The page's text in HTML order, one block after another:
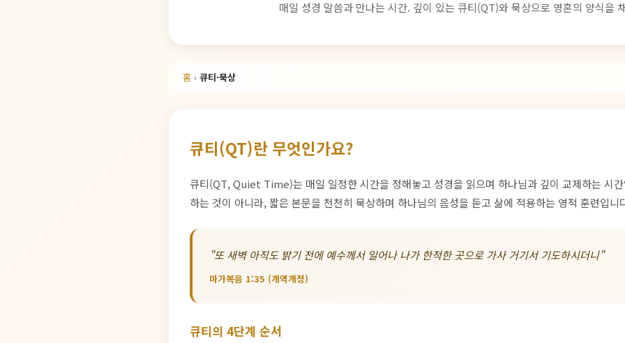
매일 성경 말씀과 만나는 시간. 깊이 있는 큐티(QT)와 묵상으로 영혼의 양식을
홈 › 큐티·묵상
큐티(QT)란 무엇인가요?
큐티(QT, Quiet Time)는 매일 일정한 시간을 정해놓고 성경을 읽으며 하나님과 깊이 교제하는 시
하는 것이 아니라, 짧은 본문을 천천히 묵상하며 하나님의 음성을 듣고 삶에 적용하는 영적 훈련입니
"또 새벽 아직도 밝기 전에 예수께서 일어나 나가 한적한 곳으로 가사 거기서 기도하시더니"
마가복음 1:35 (개역개정)
큐티의 4단계 순서